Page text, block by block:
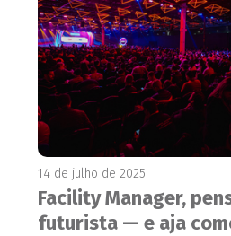
14 de julho de 2025
Facility Manager,
futurista — e aja